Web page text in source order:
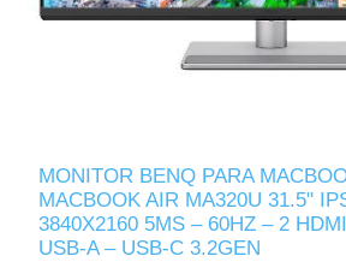
MONITOR BENQ PARA
MACBOOK AIR MA320U 31.5"
3840X2160 5MS – 60HZ – 2
USB-A – USB-C 3.2GEN